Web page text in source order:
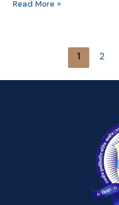
Read More »
1 2